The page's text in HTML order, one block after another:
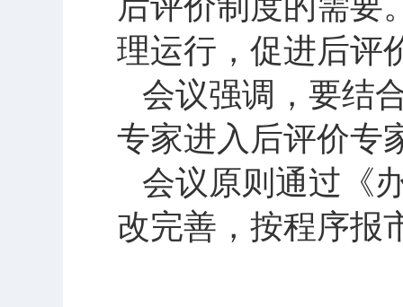
理运行，促进后评
会议强调，要结
专家进入后评价专
会议原则通过《
改完善，按程序报